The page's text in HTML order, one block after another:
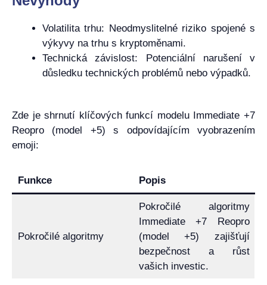
Volatilita trhu: Neodmyslitelné riziko spojené s
výkyvy na trhu s kryptoměnami.
Technická závislost: Potenciální narušení v
důsledku technických problémů nebo výpadků.
Zde je shrnutí klíčových funkcí modelu Immediate +7
Reopro (model +5) s odpovídajícím vyobrazením
emoji:
Funkce Popis
Pokročilé algoritmy
Pokročilé algoritmy
Immediate +7 Reopro
(model +5) zajišťují
bezpečnost a růst
vašich investic.